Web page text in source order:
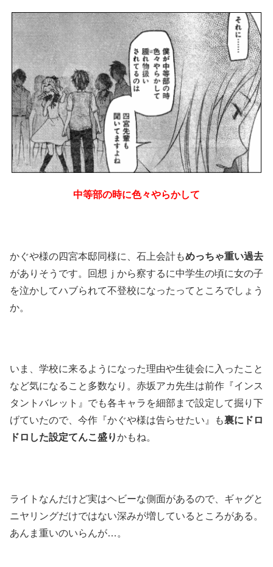
中等部の時に色々やらかして
かぐや様の四宮本邸同様に、石上会計もめっちゃ重い過去
がありそうです。回想ｊから察するに中学生の頃に女の子
を泣かしてハブられて不登校になったってところでしょう
か。
いま、学校に来るようになった理由や生徒会に入ったこと
など気になること多数なり。赤坂アカ先生は前作『インス
タントバレット』でも各キャラを細部まで設定して掘り下
げていたので、今作『かぐや様は告らせたい』も裏にドロ
ドロした設定てんこ盛りかもね。
ライトなんだけど実はヘビーな側面があるので、ギャグと
ニヤリングだけではない深みが増しているところがある。
あんま重いのいらんが…。